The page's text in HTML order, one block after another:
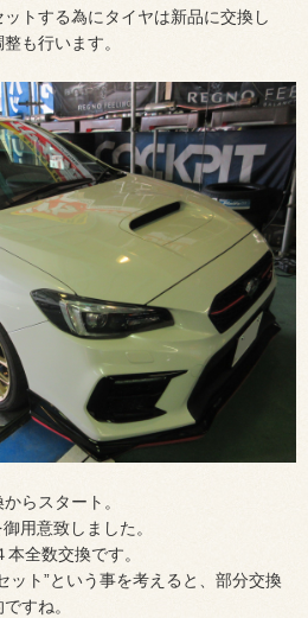
トする為にタイヤは新品に交換し
も行います。
らスタート。
用意致しました。
全数交換です。
ット”という事を考えると、部分交換
すね。